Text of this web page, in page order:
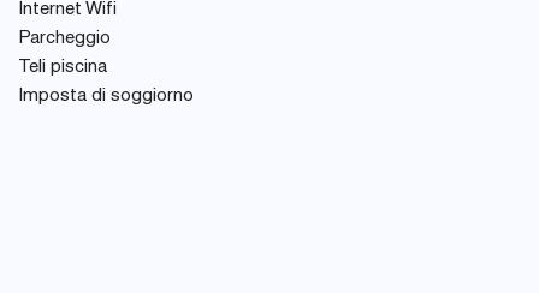
Internet Wifi
Parcheggio
Teli piscina
Imposta di soggiorno